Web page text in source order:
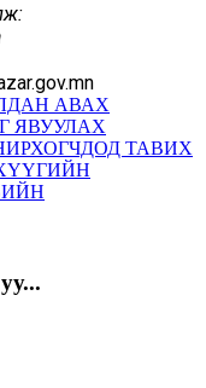
АВАХ
ЯВУУЛАХ
ТАВИХ